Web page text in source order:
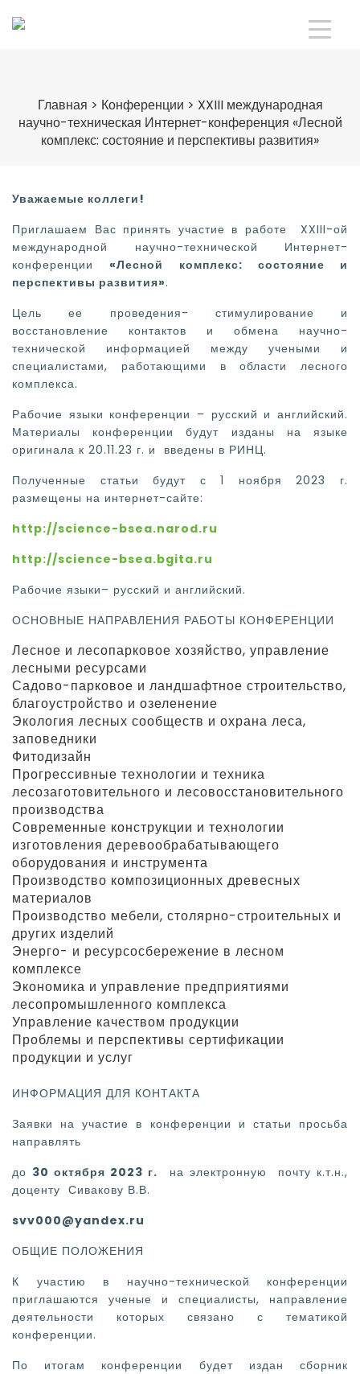
Главная > Конференции > XXIII международная
научно-техническая Интернет-конференция «Лесной
комплекс: состояние и перспективы развития»
Уважаемые коллеги!
Приглашаем Вас принять участие в работе XXIII-ой
международной научно-технической Интернет-
конференции«Лесной комплекс: состояние и
перспективы развития».
Цель ее проведения- стимулирование и
восстановление контактов и обмена научно-
технической информацией между учеными и
специалистами, работающими в области лесного
комплекса.
Рабочие языки конференции – русский и английский.
Материалы конференции будут изданы на языке
оригинала к 20.11.23 г. и введены в РИНЦ.
Полученные статьи будут с 1 ноября 2023 г.
размещены на интернет-сайте:
http://science-bsea.narod.ru
http://science-bsea.bgita.ru
Рабочие языки– русский и английский.
ОСНОВНЫЕ НАПРАВЛЕНИЯ РАБОТЫ КОНФЕРЕНЦИИ
Лесное и лесопарковое хозяйство, управление
лесными ресурсами
Садово-парковое и ландшафтное строительство,
благоустройство и озеленение
Экология лесных сообществ и охрана леса,
заповедники
Фитодизайн
Прогрессивные технологии и техника
лесозаготовительного и лесовосстановительного
производства
Современные конструкции и технологии
изготовления деревообрабатывающего
оборудования и инструмента
Производство композиционных древесных
материалов
Производство мебели, столярно-строительных и
других изделий
Энерго- и ресурсосбережение в лесном
комплексе
Экономика и управление предприятиями
лесопромышленного комплекса
Управление качеством продукции
Проблемы и перспективы сертификации
продукции и услуг
ИНФОРМАЦИЯ ДЛЯ КОНТАКТА
Заявки на участие в конференции и статьи просьба
направлять
до 30 октября 2023 г. на электронную почту к.т.н.,
доценту Сивакову В.В.
svv000@yandex.ru
ОБЩИЕ ПОЛОЖЕНИЯ
К участию в научно-технической конференции
приглашаются ученые и специалисты, направление
деятельности которых связано с тематикой
конференции.
По итогам конференции будет издан сборник